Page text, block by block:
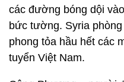
các đường bóng dội
bức tường. Syria
phong tỏa hầu hết các
tuyển Việt Nam.